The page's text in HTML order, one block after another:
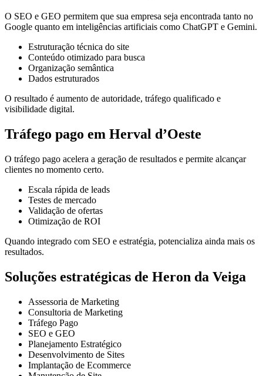
O SEO e GEO permitem que sua empresa seja encontrada tanto no
Google quanto em inteligências artificiais como ChatGPT e Gemini.
Estruturação técnica do site
Conteúdo otimizado para busca
Organização semântica
Dados estruturados
O resultado é aumento de autoridade, tráfego qualificado e
visibilidade digital.
Tráfego pago em Herval d’Oeste
O tráfego pago acelera a geração de resultados e permite alcançar
clientes no momento certo.
Escala rápida de leads
Testes de mercado
Validação de ofertas
Otimização de ROI
Quando integrado com SEO e estratégia, potencializa ainda mais os
resultados.
Soluções estratégicas de Heron da Veiga
Assessoria de Marketing
Consultoria de Marketing
Tráfego Pago
SEO e GEO
Planejamento Estratégico
Desenvolvimento de Sites
Implantação de Ecommerce